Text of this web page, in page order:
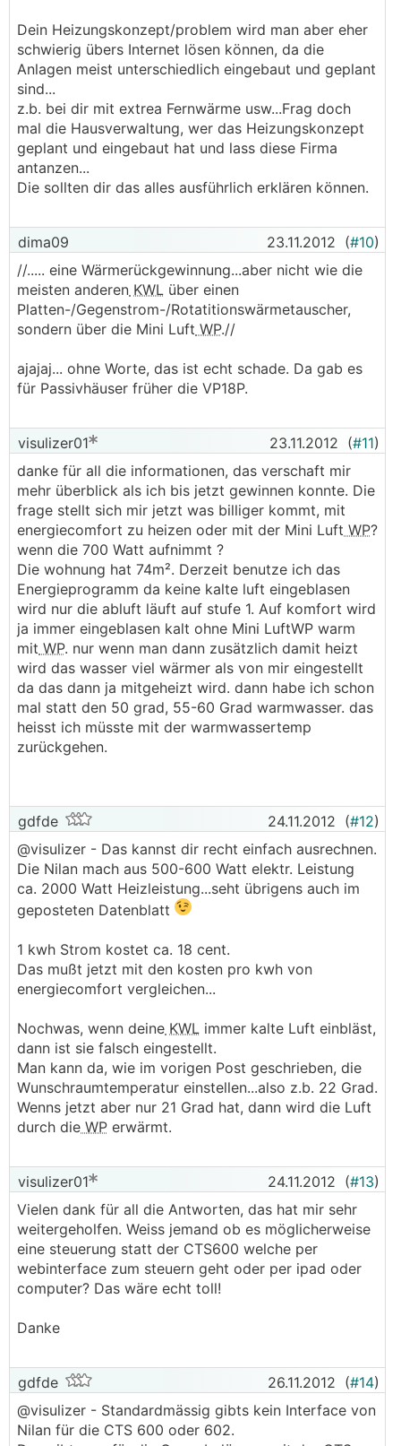
Dein Heizungskonzept/problem wird man aber eher
schwierig übers Internet lösen können, da die
Anlagen meist unterschiedlich eingebaut und geplant
sind...
z.b. bei dir mit extrea Fernwärme usw...Frag doch
mal die Hausverwaltung, wer das Heizungskonzept
geplant und eingebaut hat und lass diese Firma
antanzen...
Die sollten dir das alles ausführlich erklären können.
dima09 23.11.2012 (#10)
//..... eine Wärmerückgewinnung...aber nicht wie die
meisten anderen KWL über einen
Platten-/Gegenstrom-/Rotatitionswärmetauscher,
sondern über die Mini Luft WP.//
ajajaj... ohne Worte, das ist echt schade. Da gab es
für Passivhäuser früher die VP18P.
visulizer01 23.11.2012 (#11)
danke für all die informationen, das verschaft mir
mehr überblick als ich bis jetzt gewinnen konnte. Die
frage stellt sich mir jetzt was billiger kommt, mit
energiecomfort zu heizen oder mit der Mini Luft WP?
wenn die 700 Watt aufnimmt ?
Die wohnung hat 74m². Derzeit benutze ich das
Energieprogramm da keine kalte luft eingeblasen
wird nur die abluft läuft auf stufe 1. Auf komfort wird
ja immer eingeblasen kalt ohne Mini LuftWP warm
mit WP. nur wenn man dann zusätzlich damit heizt
wird das wasser viel wärmer als von mir eingestellt
da das dann ja mitgeheizt wird. dann habe ich schon
mal statt den 50 grad, 55-60 Grad warmwasser. das
heisst ich müsste mit der warmwassertemp
zurückgehen.
gdfde 24.11.2012 (#12)
@visulizer - Das kannst dir recht einfach ausrechnen.
Die Nilan mach aus 500-600 Watt elektr. Leistung
ca. 2000 Watt Heizleistung...seht übrigens auch im
geposteten Datenblatt
1 kwh Strom kostet ca. 18 cent.
Das mußt jetzt mit den kosten pro kwh von
energiecomfort vergleichen...
Nochwas, wenn deine KWL immer kalte Luft einbläst,
dann ist sie falsch eingestellt.
Man kann da, wie im vorigen Post geschrieben, die
Wunschraumtemperatur einstellen...also z.b. 22 Grad.
Wenns jetzt aber nur 21 Grad hat, dann wird die Luft
durch die WP erwärmt.
visulizer01 24.11.2012 (#13)
Vielen dank für all die Antworten, das hat mir sehr
weitergeholfen. Weiss jemand ob es möglicherweise
eine steuerung statt der CTS600 welche per
webinterface zum steuern geht oder per ipad oder
computer? Das wäre echt toll!
Danke
gdfde 26.11.2012 (#14)
@visulizer - Standardmässig gibts kein Interface von
Nilan für die CTS 600 oder 602.